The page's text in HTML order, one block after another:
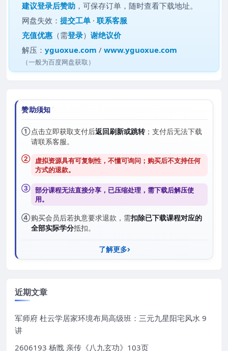
建议登录后赞助 ，可保存订单，随时查看下载地址。
网盘失效：提交工单 ·联系客服
充值优惠 （需登录）谢绝议价
解压：yguoxue.com /www.yguoxue.com
（一般为百度网盘获取）
赞助须知
①点击立即获取支付后返回刷新或跳转；支付后无法下载
请联系客服。
② 虚拟资源具有可复制性，不懂可询问；购买后不支持任何
方式的退款。
③ 部分课程无法直接分享，已压缩处理，需下载后解压使
用。
④购买会员后若执意要求退款，需扣除已下载课程对应的
全部实际学分抵扣。
了解更多
近期文章
军师府 杜云学居家环境布局高级班：三元九星阳宅风水 9
讲
2606193 杨戬 亲传《八九玄功》103页